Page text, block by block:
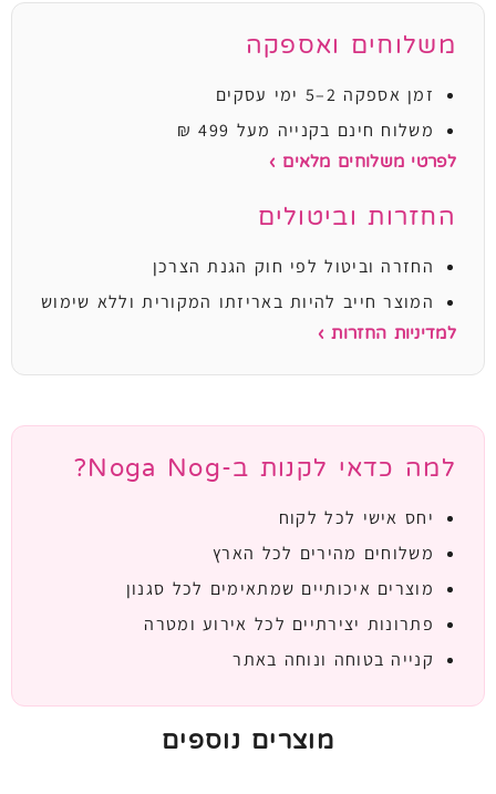
משלוחים ואספקה
זמן אספקה 2–5 ימי עסקים
משלוח חינם בקנייה מעל 499 ₪
לפרטי משלוחים מלאים ›
החזרות וביטולים
החזרה וביטול לפי חוק הגנת הצרכן
המוצר חייב להיות באריזתו המקורית וללא שימוש
למדיניות החזרות ›
למה כדאי לקנות ב-Noga Nog?
יחס אישי לכל לקוח
משלוחים מהירים לכל הארץ
מוצרים איכותיים שמתאימים לכל סגנון
פתרונות יצירתיים לכל אירוע ומטרה
קנייה בטוחה ונוחה באתר
מוצרים נוספים